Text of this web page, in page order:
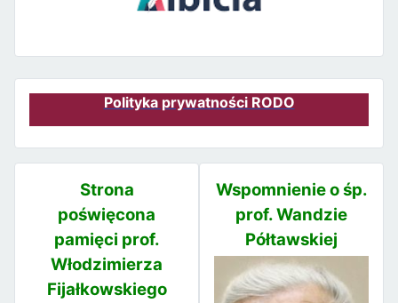
Polityka prywatności RODO
Strona
poświęcona
pamięci prof.
Włodzimierza
Fijałkowskiego
Wspomnienie o śp.
prof. Wandzie
Półtawskiej